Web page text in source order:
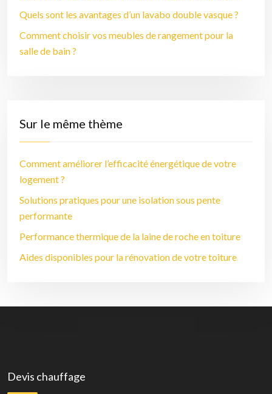
Quels sont les avantages d’un lavabo double vasque ?
Comment choisir vos meubles de rangement pour la
salle de bain ?
Sur le même thème
Comment améliorer l’efficacité énergétique de votre
logement ?
Solutions pratiques pour une isolation sous pente
performante
Performance thermique de la laine de roche en toiture
Aides disponibles pour la rénovation de votre toiture
Devis chauffage